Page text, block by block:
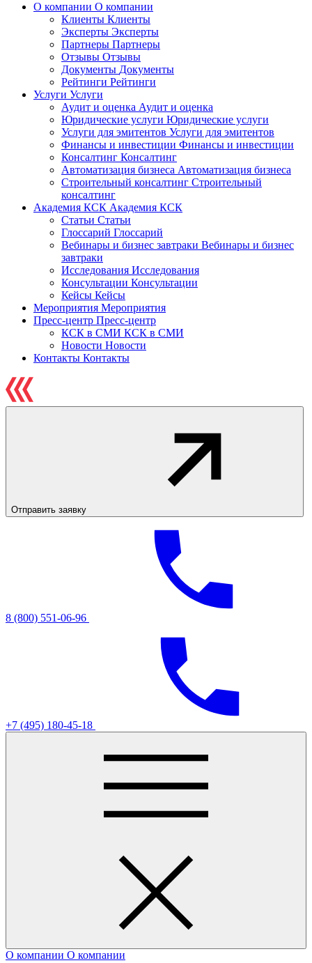
О компании О компании
Клиенты Клиенты
Эксперты Эксперты
Партнеры Партнеры
Отзывы Отзывы
Документы Документы
Рейтинги Рейтинги
Услуги Услуги
Аудит и оценка Аудит и оценка
Юридические услуги Юридические услуги
Услуги для эмитентов Услуги для эмитентов
Финансы и инвестиции Финансы и инвестиции
Консалтинг Консалтинг
Автоматизация бизнеса Автоматизация бизнеса
Строительный консалтинг Строительный
консалтинг
Академия КСК Академия КСК
Статьи Статьи
Глоссарий Глоссарий
Вебинары и бизнес завтраки Вебинары и бизнес
завтраки
Исследования Исследования
Консультации Консультации
Кейсы Кейсы
Мероприятия Мероприятия
Пресс-центр Пресс-центр
КСК в СМИ КСК в СМИ
Новости Новости
Контакты Контакты
Отправить заявку
8 (800) 551-06-96
+7 (495) 180-45-18
О компании О компании